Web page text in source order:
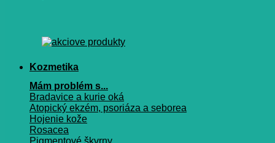
Kozmetika
Mám problém s...
Bradavice a kurie oká
Atopický ekzém, psoriáza a seborea
Hojenie kože
Rosacea
Pigmentové škvrny